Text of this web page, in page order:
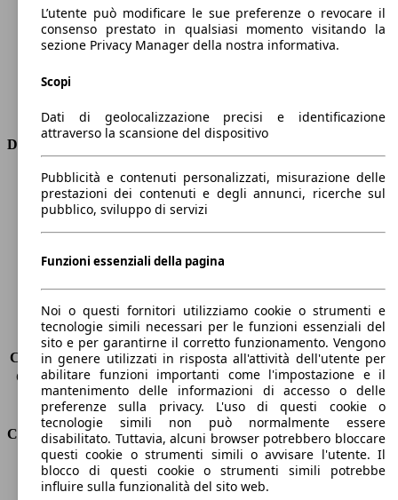
Coppia
300 nm
Cilindrata
1968 ccm
Carburante
Diesel
Trasmissione
Dimensioni
Lunghezza
4380 mm
Altezza
1620 mm
Larghezza
Peso massimo
1998 kg
Sedili
5
Carico sul tetto
-
Capacità di traino (senza freni) -
Capacità di traino (con freni)
-
Volume del bagagliaio
521 - 1810 l
Consumi
Emissioni di CO2*
114 g/km (komb.)
Consumo (urbano)
-
L’utente può modificare le sue preferenze o revocare il
consenso prestato in qualsiasi momento visitando la
sezione Privacy Manager della nostra informativa.
Scopi
Dati di geolocalizzazione precisi e identificazione
attraverso la scansione del dispositivo
Pubblicità e contenuti personalizzati, misurazione delle
prestazioni dei contenuti e degli annunci, ricerche sul
pubblico, sviluppo di servizi
Funzioni essenziali della pagina
Noi o questi fornitori utilizziamo cookie o strumenti e
tecnologie simili necessari per le funzioni essenziali del
sito e per garantirne il corretto funzionamento. Vengono
in genere utilizzati in risposta all'attività dell'utente per
abilitare funzioni importanti come l'impostazione e il
mantenimento delle informazioni di accesso o delle
preferenze sulla privacy. L'uso di questi cookie o
tecnologie simili non può normalmente essere
disabilitato. Tuttavia, alcuni browser potrebbero bloccare
questi cookie o strumenti simili o avvisare l'utente. Il
blocco di questi cookie o strumenti simili potrebbe
influire sulla funzionalità del sito web.